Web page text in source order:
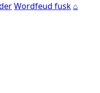
Wordfeud fusk ⌂